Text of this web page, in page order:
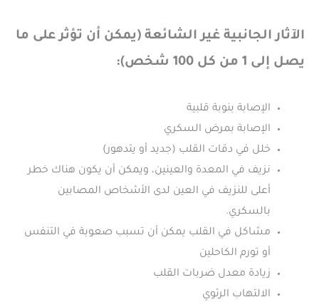
الآثار الجانبية غير الشائعة (يمكن أن تؤثر على ما
يصل إلى 1 من كل 100 شخص):
الإصابة بنوبة قلبية
الإصابة بمرض السكري
خلل في دقات القلب (جديد أو يتدهور)
نزيف في المعدة والعينين، ويمكن أن يكون هناك خطر
أعلى للنزيف في العين لدى الأشخاص المصابين
بالسكري.
مشاكل في القلب يمكن أن تسبب صعوبة في التنفس
أو تورم الكاحلين
زيادة معدل ضربات القلب
الالتهاب الرئوي